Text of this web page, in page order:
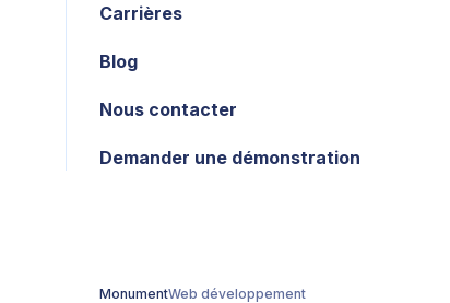
Carrières
Blog
Nous contacter
Demander une démonstration
MonumentWeb développement